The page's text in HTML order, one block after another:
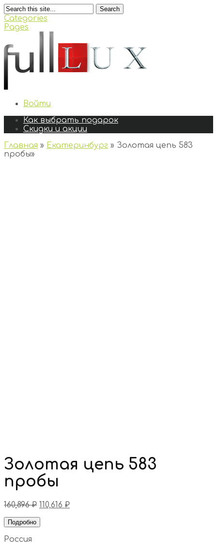
Search
Categories
Pages
Войти
Как выбрать подарок
Скидки и акции
Главная » Екатеринбург » Золотая цепь 583
пробы»
Золотая цепь 583
пробы
160,896₽ 110,616 ₽
Подробно
Россия